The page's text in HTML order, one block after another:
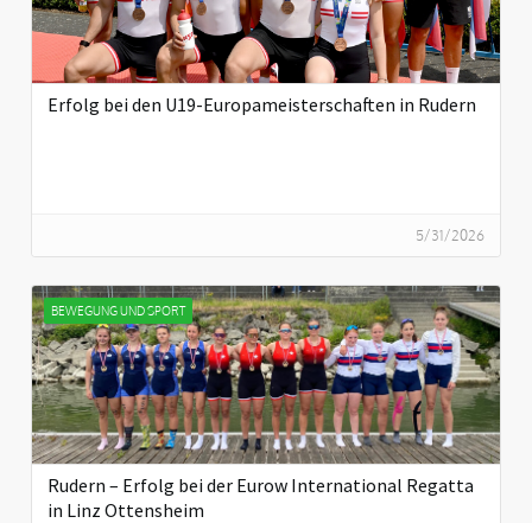
Erfolg bei den U19-Europameisterschaften in Rudern
5/31/2026
BEWEGUNG UND SPORT
Rudern – Erfolg bei der Eurow International Regatta
in Linz Ottensheim